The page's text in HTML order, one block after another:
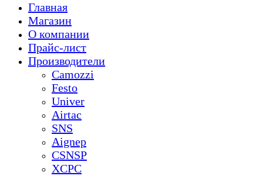
Главная
Магазин
О компании
Прайс-лист
Производители
Camozzi
Festo
Univer
Airtac
SNS
Aignep
CSNSP
XCPC